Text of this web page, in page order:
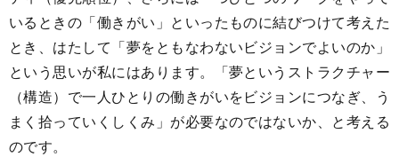
いるときの「働きがい」といったものに結びつけて考えた
とき、はたして「夢をともなわないビジョンでよいのか」
という思いが私にはあります。「夢というストラクチャー
（構造）で一人ひとりの働きがいをビジョンにつなぎ、う
まく拾っていくしくみ」が必要なのではないか、と考える
のです。